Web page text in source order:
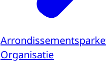
Organisatie